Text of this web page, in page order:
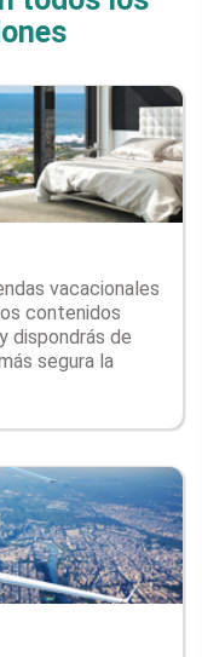
vacacionales
contenidos
dispondrás de
segura la